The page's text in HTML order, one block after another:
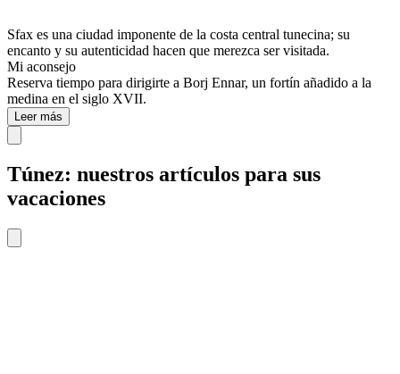
Sfax es una ciudad imponente de la costa central tunecina; su
encanto y su autenticidad hacen que merezca ser visitada.
Mi aconsejo
Reserva tiempo para dirigirte a Borj Ennar, un fortín añadido a la
medina en el siglo XVII.
Leer más
Túnez: nuestros artículos para sus
vacaciones